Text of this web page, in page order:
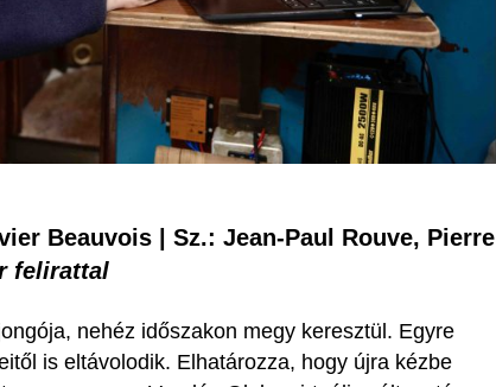
Beauvois | Sz.: Jean-Paul Rouve, Pierre
felirattal
nehéz időszakon megy keresztül. Egyre
is eltávolodik. Elhatározza, hogy újra kézbe